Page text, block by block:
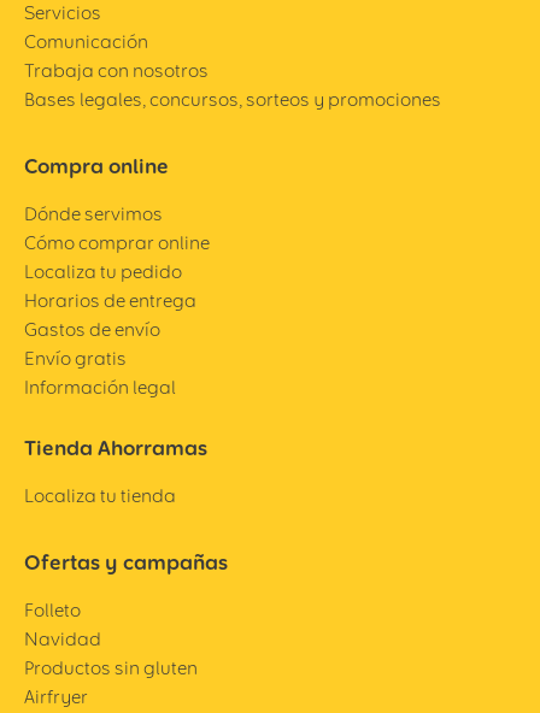
Servicios
Comunicación
Trabaja con nosotros
Bases legales, concursos, sorteos y promociones
Compra online
Dónde servimos
Cómo comprar online
Localiza tu pedido
Horarios de entrega
Gastos de envío
Envío gratis
Información legal
Tienda Ahorramas
Localiza tu tienda
Ofertas y campañas
Folleto
Navidad
Productos sin gluten
Airfryer